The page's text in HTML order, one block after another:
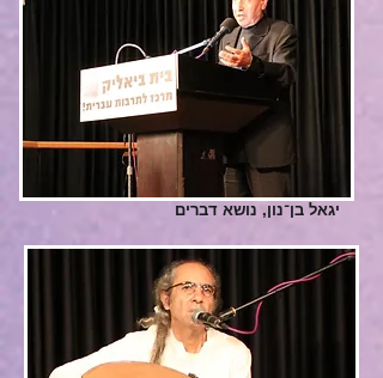
יגאל בן־נון, נושא דברים